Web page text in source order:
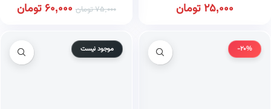
25,000تومان 75,000تومان 60,000 تومان
-20% موجود نیست